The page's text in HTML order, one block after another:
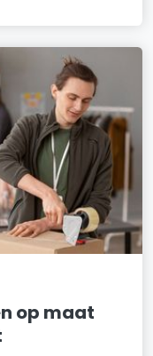
op maat